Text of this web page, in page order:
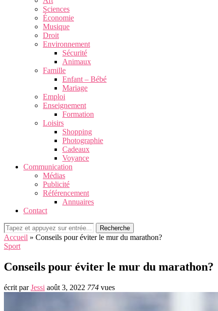
Sciences
Économie
Musique
Droit
Environnement
Sécurité
Animaux
Famille
Enfant – Bébé
Mariage
Emploi
Enseignement
Formation
Loisirs
Shopping
Photographie
Cadeaux
Voyance
Communication
Médias
Publicité
Référencement
Annuaires
Contact
Recherche
Accueil » Conseils pour éviter le mur du marathon?
Sport
Conseils pour éviter le mur du marathon?
écrit parJessi août 3, 2022 774 vues